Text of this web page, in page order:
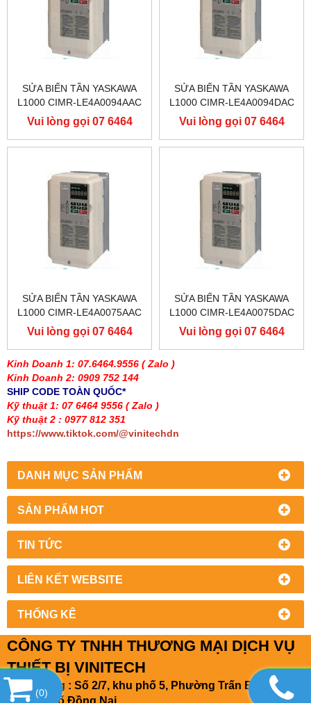
Kinh Doanh 1: 07.6464.9556 ( Zalo )
Kinh Doanh 2: 0909 752 144
SHIP CODE TOÀN QUỐC*
Kỹ thuật 1: 07 6464 9556 ( Zalo )
Kỹ thuật 2 : 0977 812 351
https://www.tiktok.com/@vinitechdn
DANH MỤC SẢN PHẨM
SẢN PHẨM HOT
TIN TỨC
LIÊN KẾT WEBSITE
THỐNG KÊ
SỬA BIẾN TẦN YASKAWA
L1000 CIMR-LE4A0094AAC
400V 45KW, BIẾN TẦN
YASKAWA L1000
Vui lòng gọi 07 6464
9556
SỬA BIẾN TẦN YASKAWA
L1000 CIMR-LE4A0094DAC
400V 45KW, BIẾN TẦN
YASKAWA L1000
Vui lòng gọi 07 6464
9556
SỬA BIẾN TẦN YASKAWA
L1000 CIMR-LE4A0075AAC
400V 37KW, BIẾN TẦN
YASKAWA L1000
Vui lòng gọi 07 6464
9556
SỬA BIẾN TẦN YASKAWA
L1000 CIMR-LE4A0075DAC
400V 37KW, BIẾN TẦN
YASKAWA L1000
Vui lòng gọi 07 6464
9556
CÔNG TY TNHH THƯƠNG MẠI DỊCH VỤ
THIẾT BỊ VINITECH
Văn phòng : Số 2/7, khu phố 5, Phường Trấn Biên,
Thành phố Đồng Nai
(0)